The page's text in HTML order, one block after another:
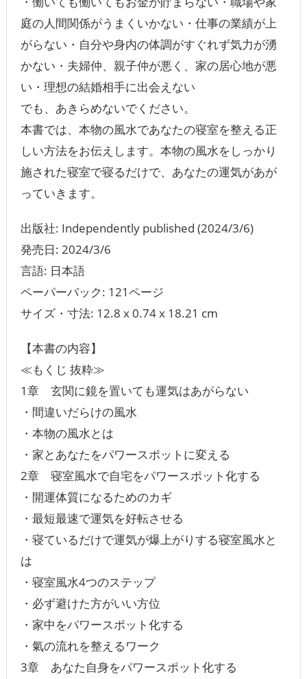
庭の人間関係がうまくいかない・仕事の業績が上
がらない・自分や身内の体調がすぐれず気力が湧
かない・夫婦仲、親子仲が悪く、家の居心地が悪
い・理想の結婚相手に出会えない
でも、あきらめないでください。
本書では、本物の風水であなたの寝室を整える正
しい方法をお伝えします。本物の風水をしっかり
施された寝室で寝るだけで、あなたの運気があが
っていきます。
出版社: Independently published (2024/3/6)
発売日: 2024/3/6
言語: ‎日本語
ペーパーバック: 121ページ
サイズ・寸法: 12.8 x 0.74 x 18.21 cm
【本書の内容】
≪もくじ 抜粋≫
1章 玄関に鏡を置いても運気はあがらない
・間違いだらけの風水
・本物の風水とは
・家とあなたをパワースポットに変える
2章 寝室風水で自宅をパワースポット化する
・開運体質になるためのカギ
・最短最速で運気を好転させる
・寝ているだけで運気が爆上がりする寝室風水と
は
・寝室風水4つのステップ
・必ず避けた方がいい方位
・家中をパワースポット化する
・氣の流れを整えるワーク
3章 あなた自身をパワースポット化する